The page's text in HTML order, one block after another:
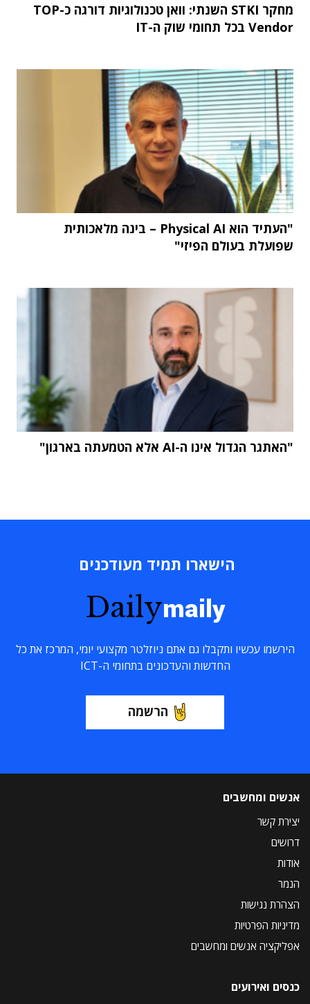
מחקר STKI השנתי: וואן טכנולוגיות דורגה כ-TOP
Vendor בכל תחומי שוק ה-IT
"העתיד הוא Physical AI – בינה מלאכותית
שפועלת בעולם הפיזי"
"האתגר הגדול אינו ה-AI אלא הטמעתה בארגון"
הישארו תמיד מעודכנים
Dailymaily
הירשמו עכשיו ותקבלו גם אתם ניוזלטר מקצועי יומי, המרכז את כל
החדשות והעדכונים בתחומי ה-ICT
הרשמה
אנשים ומחשבים
יצירת קשר
דרושים
אודות
הנמר
הצהרת נגישות
מדיניות הפרטיות
אפליקציה אנשים ומחשבים
כנסים ואירועים